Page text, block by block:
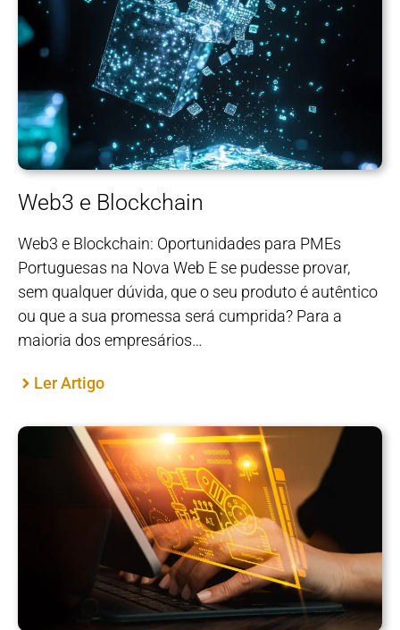
Web3 e Blockchain
Web3 e Blockchain: Oportunidades para PMEs
Portuguesas na Nova Web E se pudesse provar,
sem qualquer dúvida, que o seu produto é autêntico
ou que a sua promessa será cumprida? Para a
maioria dos empresários…
Ler Artigo